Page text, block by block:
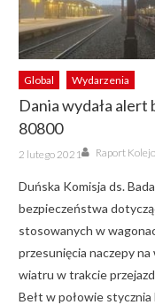
Global Wydarzenia
Dania wydała
80800
Posted
on
2 lutego 2021 Author
Raport
Duńska Komisja ds.
bezpieczeństwa
stosowanych w
przesunięcia naczepy
wiatru w trakcie
Bełt w połowie